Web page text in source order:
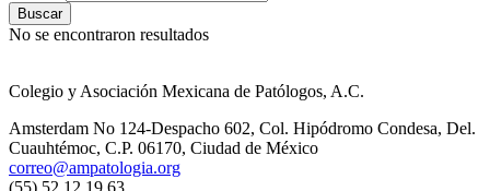
No se encontraron resultados
Colegio y Asociación Mexicana de Patólogos, A.C.
Amsterdam No 124-Despacho 602, Col. Hipódromo Condesa, Del.
Cuauhtémoc, C.P. 06170, Ciudad de México
correo@ampatologia.org
(55) 52 12 19 63